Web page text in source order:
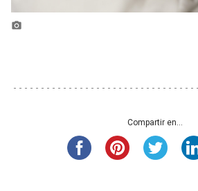
photo_camera
Compartir en...